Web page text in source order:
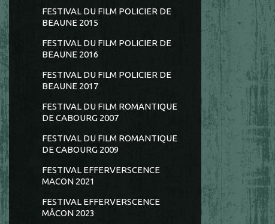
FESTIVAL DU FILM POLICIER DE
BEAUNE 2015
FESTIVAL DU FILM POLICIER DE
BEAUNE 2016
FESTIVAL DU FILM POLICIER DE
BEAUNE 2017
FESTIVAL DU FILM ROMANTIQUE
DE CABOURG 2007
FESTIVAL DU FILM ROMANTIQUE
DE CABOURG 2009
FESTIVAL EFFERVERSCENCE
MACON 2021
FESTIVAL EFFERVERSCENCE
MÂCON 2023